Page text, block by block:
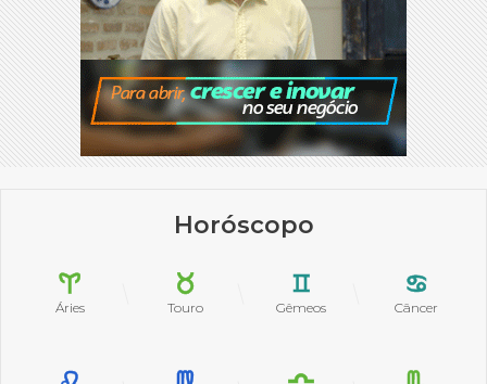
Horóscopo
Áries Touro Gêmeos Câncer